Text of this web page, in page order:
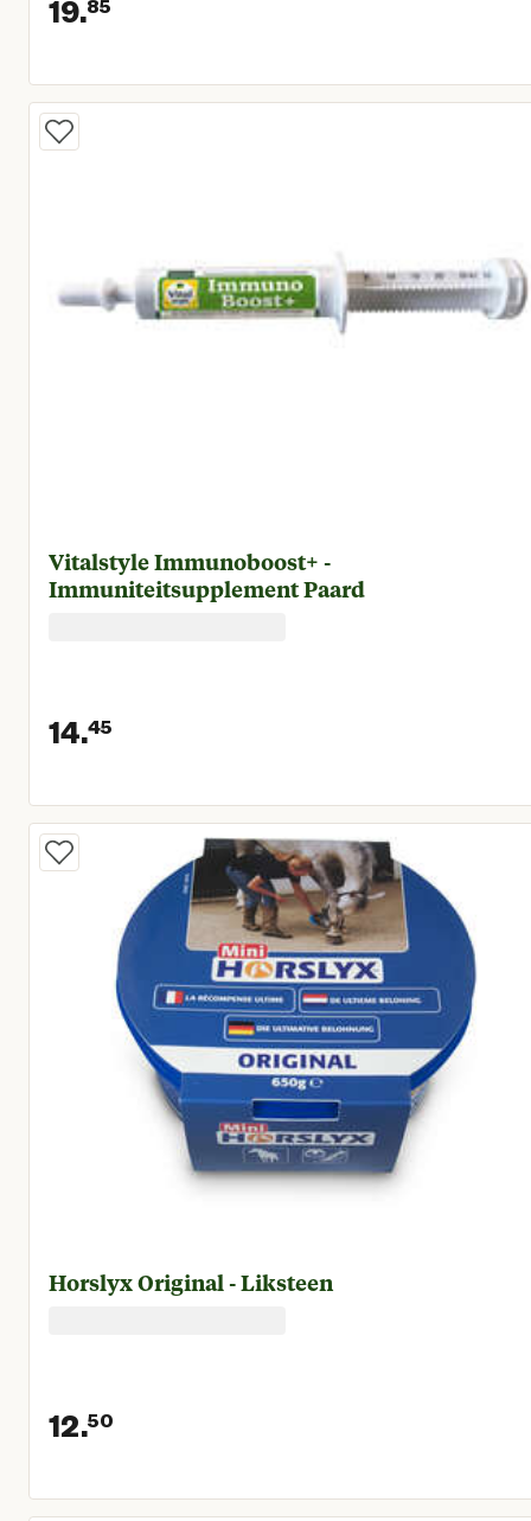
19.85
Huidige prijs € 19,85
Vitalstyle Immunoboost+ -
Immuniteitsupplement Paard
14.45
Huidige prijs € 14,45
Horslyx Original - Liksteen
12.50
Huidige prijs € 12,50